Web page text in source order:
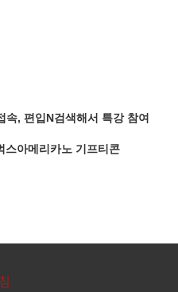
, 편입N검색해서 특강 참여
스아메리카노 기프티콘